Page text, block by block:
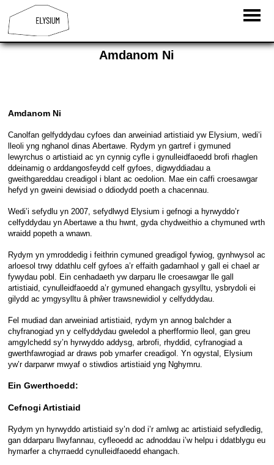
Amdanom Ni
Amdanom Ni
Canolfan gelfyddydau cyfoes dan arweiniad artistiaid yw Elysium, wedi’i
lleoli yng nghanol dinas Abertawe. Rydym yn gartref i gymuned
lewyrchus o artistiaid ac yn cynnig cyfle i gynulleidfaoedd brofi rhaglen
ddeinamig o arddangosfeydd celf gyfoes, digwyddiadau a
gweithgareddau creadigol i blant ac oedolion. Mae ein caffi croesawgar
hefyd yn gweini dewisiad o ddiodydd poeth a chacennau.
Wedi’i sefydlu yn 2007, sefydlwyd Elysium i gefnogi a hyrwyddo’r
celfyddydau yn Abertawe a thu hwnt, gyda chydweithio a chymuned wrth
wraidd popeth a wnawn.
Rydym yn ymroddedig i feithrin cymuned greadigol fywiog, gynhwysol ac
arloesol trwy ddathlu celf gyfoes a’r effaith gadarnhaol y gall ei chael ar
fywydau pobl. Ein cenhadaeth yw darparu lle croesawgar lle gall
artistiaid, cynulleidfaoedd a’r gymuned ehangach gysylltu, ysbrydoli ei
gilydd ac ymgysylltu â phŵer trawsnewidiol y celfyddydau.
Fel mudiad dan arweiniad artistiaid, rydym yn annog balchder a
chyfranogiad yn y celfyddydau gweledol a pherfformio lleol, gan greu
amgylchedd sy’n hyrwyddo addysg, arbrofi, rhyddid, cyfranogiad a
gwerthfawrogiad ar draws pob ymarfer creadigol. Yn ogystal, Elysium
yw’r darparwr mwyaf o stiwdios artistiaid yng Nghymru.
Ein Gwerthoedd:
Cefnogi Artistiaid
Rydym yn hyrwyddo artistiaid sy’n dod i’r amlwg ac artistiaid sefydledig,
gan ddarparu llwyfannau, cyfleoedd ac adnoddau i’w helpu i ddatblygu eu
hymarfer a chyrraedd cynulleidfaoedd ehangach.